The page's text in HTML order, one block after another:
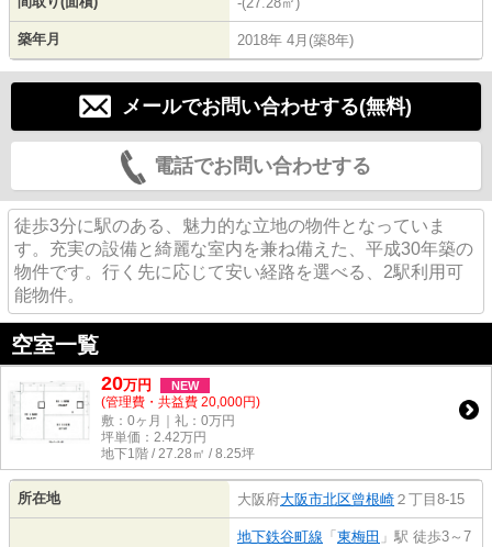
築年月 2018年 4月(築8年)
メールでお問い合わせする(無料)
電話でお問い合わせする
徒歩3分に駅のある、魅力的な立地の物件となっていま
す。充実の設備と綺麗な室内を兼ね備えた、平成30年築の
物件です。行く先に応じて安い経路を選べる、2駅利用可
能物件。
空室一覧
20万円 NEW
(管理費・共益費 20,000円)
敷：0ヶ月｜礼：0万円
坪単価： 2.42万円
地下1階 / 27.28㎡ / 8.25坪
所在地 大阪府大阪市北区曾根崎 ２丁目8-15
地下鉄谷町線 「 東梅田 」駅 徒歩3～7